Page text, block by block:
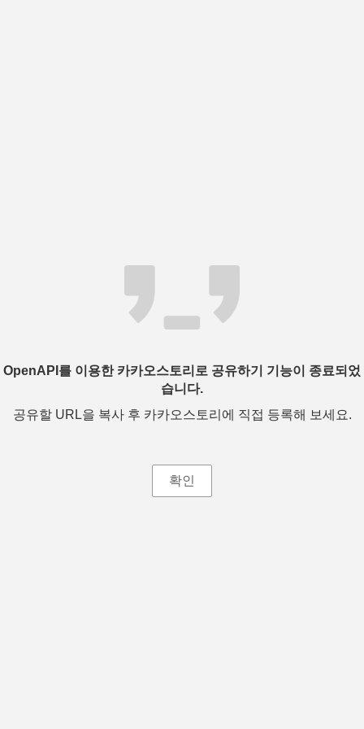
OpenAPI를 이용한 카카오스토리로 공유하기 기능이 종료되었
습니다.
공유할 URL을 복사 후 카카오스토리에 직접 등록해 보세요.
확인